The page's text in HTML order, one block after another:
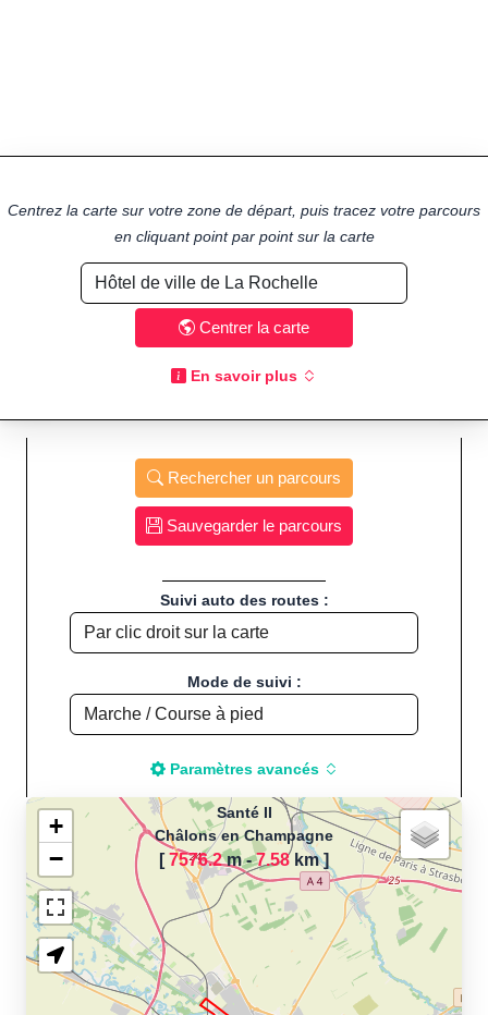
Centrez la carte sur votre zone de départ, puis tracez votre parcours
en cliquant point par point sur la carte
Centrer la carte
En savoir plus
Rechercher un parcours
Sauvegarder le parcours
Suivi auto des routes :
Mode de suivi :
Paramètres avancés
Chargement de la carte
pour calculer la distance
de votre parcours sportif
(Footing, Jogging, Course à
Santé II
Châlons en Champagne
[7576.2m -7.58km]
+
−